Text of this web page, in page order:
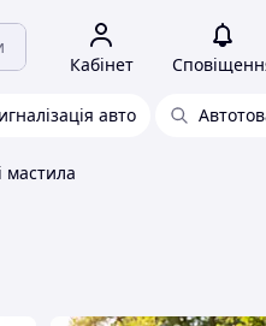
Кабінет
авто
мастила